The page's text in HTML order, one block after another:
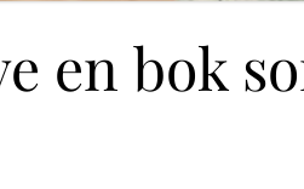
en bok